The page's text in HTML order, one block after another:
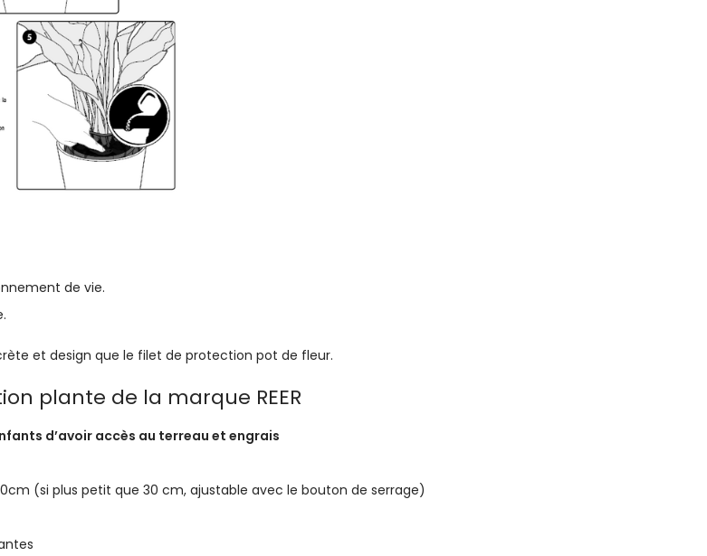
de vie.
et design que le filet de protection pot de fleur.
plante de la marque REER
d’avoir accès au terreau et engrais
(si plus petit que 30 cm, ajustable avec le bouton de serrage)